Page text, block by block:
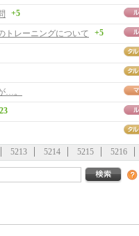
+5
トレーニングについて
+5
…。
5213 5214 5215 5216